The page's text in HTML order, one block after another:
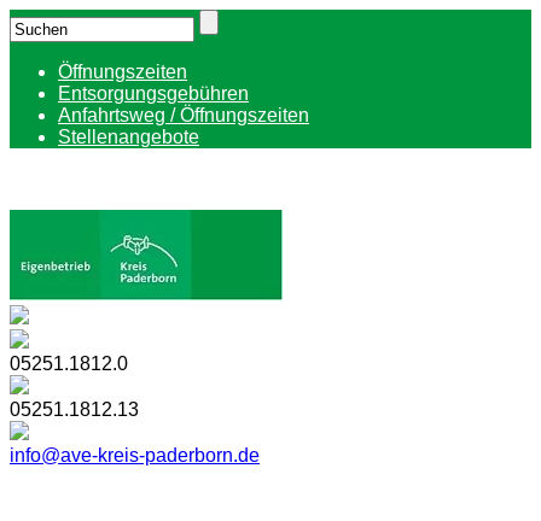
Öffnungszeiten
Entsorgungsgebühren
Anfahrtsweg / Öffnungszeiten
Stellenangebote
05251.1812.0
05251.1812.13
info@ave-kreis-paderborn.de